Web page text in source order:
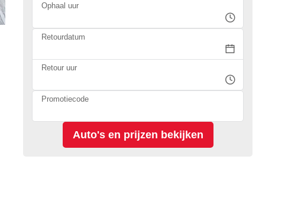
Ophaal uur
Retourdatum
Retour uur
Promotiecode